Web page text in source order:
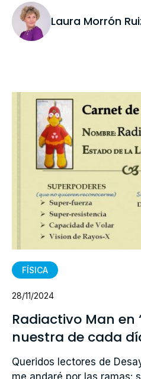
Laura Morrón
FÍSICA
28/11/2024
Radiactivo Man en
nuestra de cada
Queridos lectores de